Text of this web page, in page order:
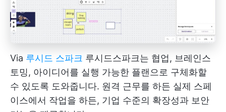
Via 루시드 스파크 루시드스파크는 협업, 브레인스
토밍, 아이디어를 실행 가능한 플랜으로 구체화할
수 있도록 도와줍니다. 원격 근무를 하든 실제 스페
이스에서 작업을 하든, 기업 수준의 확장성과 보안